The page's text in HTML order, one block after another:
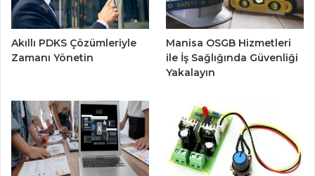
Akıllı PDKS Çözümleriyle
Zamanı Yönetin
Manisa OSGB Hizmetleri
ile İş Sağlığında Güvenliği
Yakalayın